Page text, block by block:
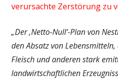
Wissenschaft
verursachte Zerstörung zu
„Der ‚Netto-Null‘-Plan von
den Absatz von
Fleisch und anderen stark
landwirtschaftlichen